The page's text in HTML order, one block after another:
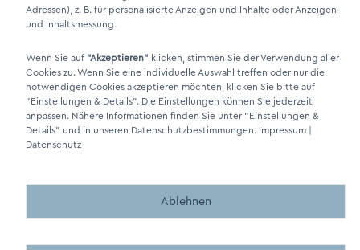
DINO Dampferzeuger GmbH - Elektrische Dampferzeuger "Made in
Germany" 2026
Made by BergMedia - Magento2 Design und Entwicklung aus
Adressen), z. B. für personalisierte Anzeigen und Inhalte oder Anzeigen-
und Inhaltsmessung.
Wenn Sie auf "Akzeptieren" klicken, stimmen Sie der Verwendung aller
Cookies zu. Wenn Sie eine individuelle Auswahl treffen oder nur die
notwendigen Cookies akzeptieren möchten, klicken Sie bitte auf
"Einstellungen & Details". Die Einstellungen können Sie jederzeit
anpassen. Nähere Informationen finden Sie unter "Einstellungen &
Details" und in unseren Datenschutzbestimmungen. Impressum |
Datenschutz
Ablehnen